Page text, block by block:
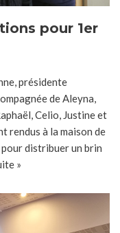
pour 1er
présidente
de Aleyna,
Celio, Justine et
rendus à la maison de
distribuer un brin
»